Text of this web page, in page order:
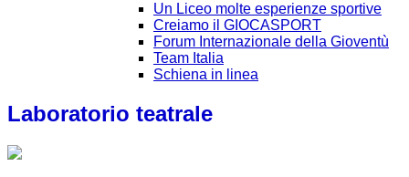
Un Liceo molte esperienze sportive
Creiamo il GIOCASPORT
Forum Internazionale della Gioventù
Team Italia
Schiena in linea
Laboratorio teatrale